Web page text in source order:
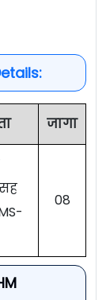
जागा
सह
08